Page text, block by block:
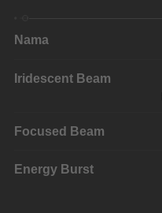
Nama
Iridescent Beam
Focused Beam
Energy Burst